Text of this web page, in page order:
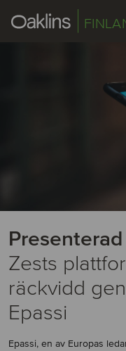
Zests
räckvidd
Epassi
Epassi, en av Europas